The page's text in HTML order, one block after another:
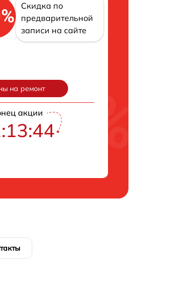
Скидка по
предварительной
записи на сайте
на ремонт
акции